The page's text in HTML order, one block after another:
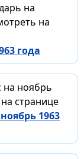
на
на
года
на ноябрь
странице
1963